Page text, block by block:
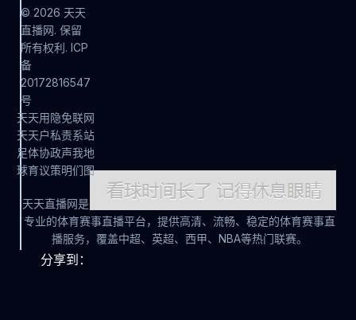
分享到：
© 2026 天天
直播网. 保留
所有权利. ICP
备
20172816547
号
天
天
足
球
天
天
体
育
用
户
协
议
隐
私
政
策
免
责
声
明
联
系
我
们
网
站
地
图
天天直播网是
专业的体育赛事直播平台，提供高清、流畅、稳定的体育赛事直
播服务，覆盖中超、英超、西甲、NBA等热门联赛。